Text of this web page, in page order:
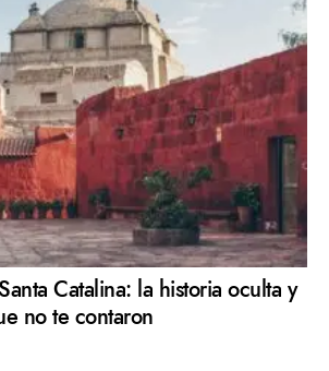
Catalina: la historia oculta y
no te contaron